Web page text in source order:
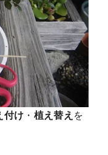
付け ・ 植え替え を